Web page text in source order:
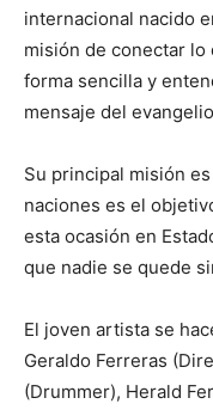
internacional nacido
misión de conectar lo
forma sencilla y
mensaje del
Su principal misión
naciones es el
esta ocasión en
que nadie se quede
El joven artista se
Geraldo Ferreras
(Drummer), Herald